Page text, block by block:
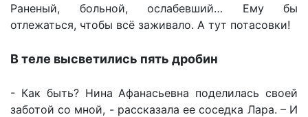
Раненый, больной, ослабевший… Ему бы
отлежаться, чтобы всё заживало. А тут потасовки!
В теле высветились пять дробин
- Как быть? Нина Афанасьевна поделилась своей
заботой со мной, - рассказала ее соседка Лара. – И